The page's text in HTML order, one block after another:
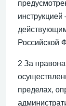
Российской
2 За
пределах,